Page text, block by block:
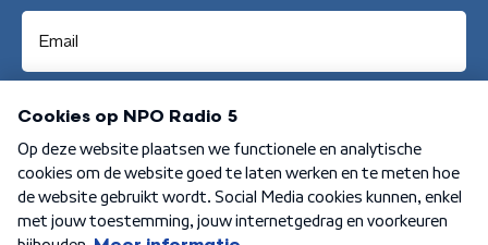
Aanmelden
Algemene voorwaarden